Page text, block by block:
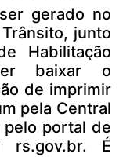
gerado no
junto
Habilitação
baixar o
de imprimir
pela Central
pelo portal de
rs.gov.br. É